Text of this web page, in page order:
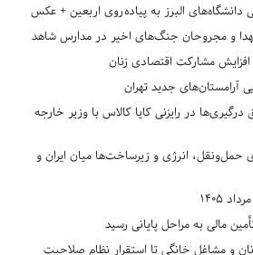
دانشگاه‌های البرز به پیاده‌روی اربعین + عکس
و مجروحان جنگ‌های اخیر در مدارس شاهد
افزایش مشارکت اقتصادی زنان
آرامستان‌های جدید تهران
درگیری‌ها در رایزنی کایا کالاس با وزیر خارجه
حمل‌ونقل، انرژی و زیرساخت‌ها میان ایران و
مالی به مراحل پایانی رسید
و مشاغل خانگی تا استقرار نظام صلاحیت